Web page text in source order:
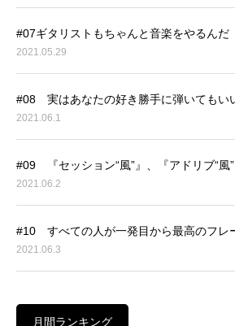
#07ギタリストもちゃんと音楽をやるんだ
2021.05.29
#08 実はあなたの好き勝手に弾いてもい
2021.06.1
#09 『セッション“風”』、『アドリブ“風
2021.06.2
#10 すべての人が一発目から最高のフレ
2021.06.3
月間ランキング